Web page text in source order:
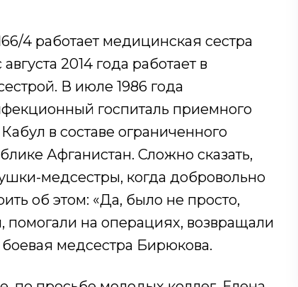
4 работает медицинская сестра
2014 года работает в
В июле 1986 года
госпиталь приемного
в составе ограниченного
Афганистан. Сложно сказать,
медсестры, когда добровольно
об этом: «Да, было не просто,
на операциях, возвращали
медсестра Бирюкова.